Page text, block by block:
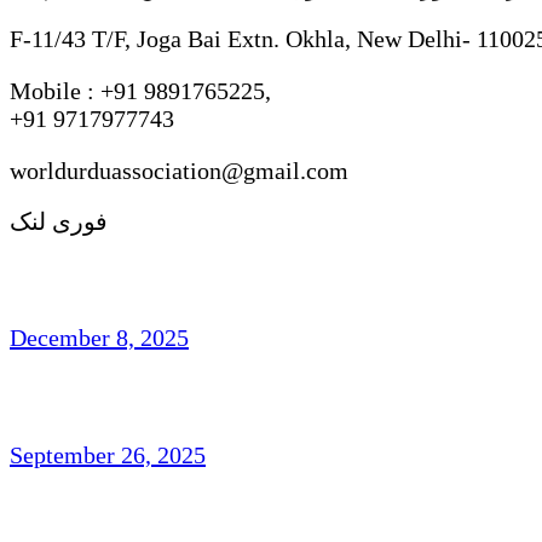
F-11/43 T/F, Joga Bai Extn. Okhla, New Delhi-
Mobile : +91 9891765225,
+91 9717977743
worldurduassociation@gmail.com
فوری لنک
December 8, 2025
September 26, 2025